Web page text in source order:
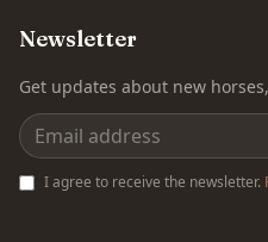
Newsletter
Get updates about new
I agree to receive the newsletter.